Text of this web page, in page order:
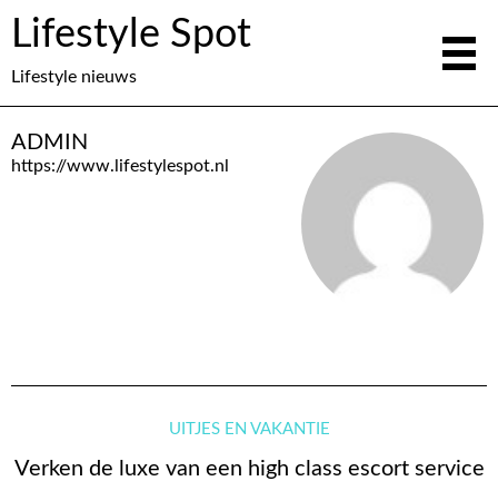
Lifestyle Spot
Lifestyle nieuws
ADMIN
https://www.lifestylespot.nl
UITJES EN VAKANTIE
Verken de luxe van een high class escort service